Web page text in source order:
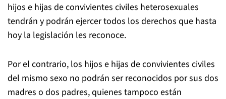
hijos e hijas de convivientes civiles heterosexuales
tendrán y podrán ejercer todos los derechos que hasta
hoy la legislación les reconoce.
Por el contrario, los hijos e hijas de convivientes civiles
del mismo sexo no podrán ser reconocidos por sus dos
madres o dos padres, quienes tampoco están